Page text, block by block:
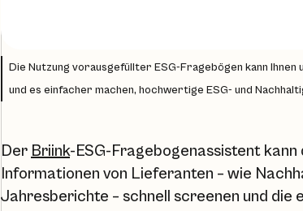
Die Nutzung vorausgefüllter ESG-Fragebögen kann
und es einfacher machen, hochwertige ESG- und
Der Briink-ESG-Fragebogenassistent
Informationen von Lieferanten – wie
Jahresberichte – schnell screenen und